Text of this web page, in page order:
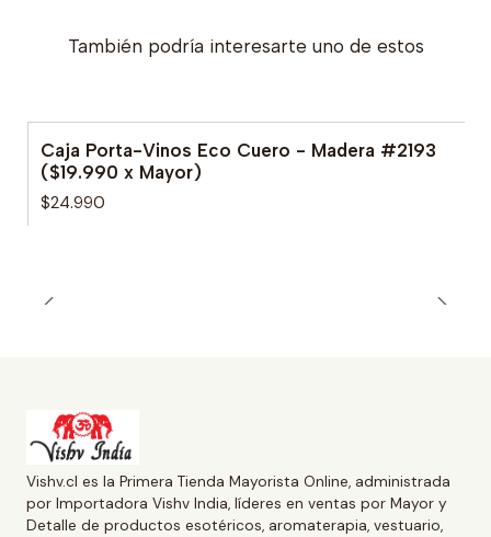
También podría interesarte uno de estos
Caja Porta-Vinos Eco Cuero - Madera #2193
($19.990 x Mayor)
$24.990
Vishv.cl es la Primera Tienda Mayorista Online, administrada
por Importadora Vishv India, líderes en ventas por Mayor y
Detalle de productos esotéricos, aromaterapia, vestuario,